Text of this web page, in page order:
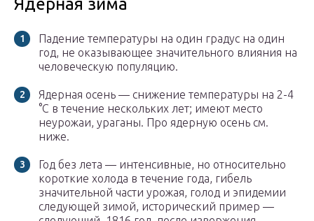
Ядерная зима
Падение температуры на один градус на один
год, не оказывающее значительного влияния на
человеческую популяцию.
Ядерная осень — снижение температуры на 2-4
°C в течение нескольких лет; имеют место
неурожаи, ураганы. Про ядерную осень см.
ниже.
Год без лета — интенсивные, но относительно
короткие холода в течение года, гибель
значительной части урожая, голод и эпидемии
следующей зимой, исторический пример —